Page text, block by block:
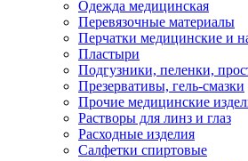
Одежда медицинская
Перевязочные материалы
Перчатки медицинские и
Пластыри
Подгузники, пеленки,
Презервативы, гель-смазки
Прочие медицинские
Растворы для линз и глаз
Расходные изделия
Салфетки спиртовые